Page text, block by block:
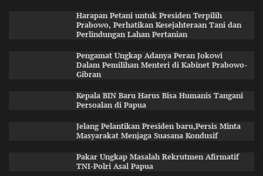
Harapan Petani untuk Presiden Terpilih
Prabowo, Perhatikan Kesejahteraan Tani dan
Perlindungan Lahan Pertanian
Pengamat Ungkap Adanya Peran Jokowi
Dalam Pemilihan Menteri di Kabinet Prabowo-
Gibran
Kepala BIN Baru Harus Bisa Humanis Tangani
Persoalan di Papua
Jelang Pelantikan Presiden baru,Persis Minta
Masyarakat Menjaga Suasana Kondusif
Pakar Ungkap Masalah Rekrutmen Afirmatif
TNI-Polri Asal Papua